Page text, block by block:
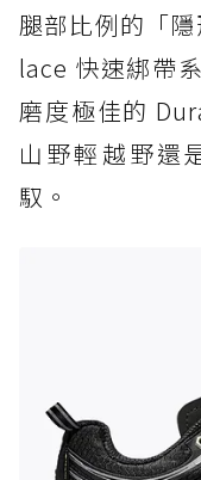
腿部比例的「
lace 快速綁帶
磨度極佳的
山野輕越野還
馭。